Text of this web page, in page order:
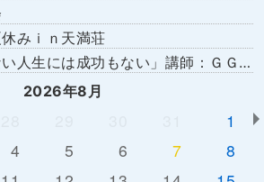
みｉｎ天満荘
生には成功もない」講師：ＧＧ佐藤さん
2026年8月
1
4 5 6 7
8